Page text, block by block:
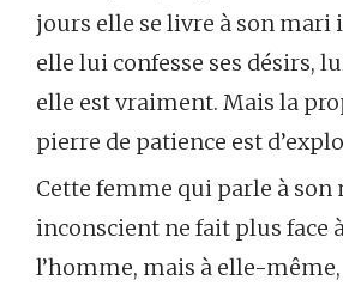
jours elle se livre à son mari
elle lui confesse ses désirs,
elle est vraiment. Mais la
pierre de patience est
Cette femme qui parle à son
inconscient ne fait plus face
l’homme, mais à elle-même,